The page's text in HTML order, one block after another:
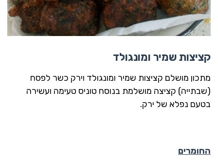
קציצות שמיר ומונגולד
מתכון מושלם קציצות שמיר ומונגולד וירק כשר לפסח
(שבתייה) קציצה מושלמת בנוסח טוניס טעימה ועשירה
בטעם נפלא של ירק.
החומרים